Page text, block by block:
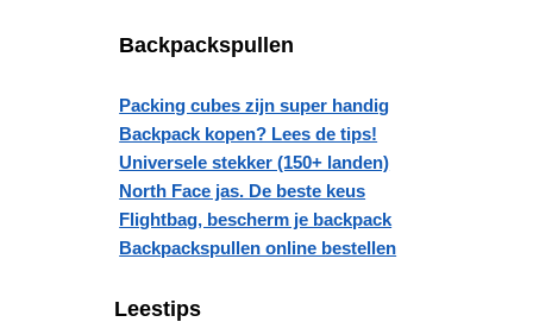
Backpackspullen
Packing cubes zijn super handig
Backpack kopen? Lees de tips!
Universele stekker (150+ landen)
North Face jas. De beste keus
Flightbag, bescherm je backpack
Backpackspullen online bestellen
Leestips